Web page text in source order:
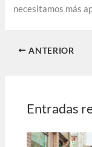
necesitamos más
ANTERIOR
Entradas